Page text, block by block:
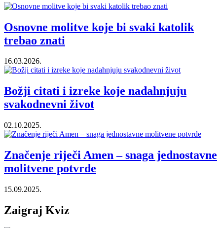
Osnovne molitve koje bi svaki katolik
trebao znati
16.03.2026.
Božji citati i izreke koje nadahnjuju
svakodnevni život
02.10.2025.
Značenje riječi Amen – snaga jednostavne
molitvene potvrde
15.09.2025.
Zaigraj Kviz